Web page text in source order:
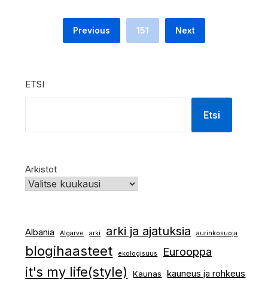
Previous 151 Next
ETSI
Etsi
Arkistot
Albania Algarve arki arki ja ajatuksia aurinkosuoja
blogihaasteet ekologisuus Eurooppa
it's my life(style) Kaunas kauneus ja rohkeus